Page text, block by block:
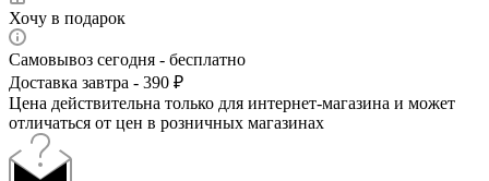
Хочу в подарок
Самовывоз сегодня - бесплатно
Доставка завтра - 390 ₽
Цена действительна только для интернет-магазина и может
отличаться от цен в розничных магазинах